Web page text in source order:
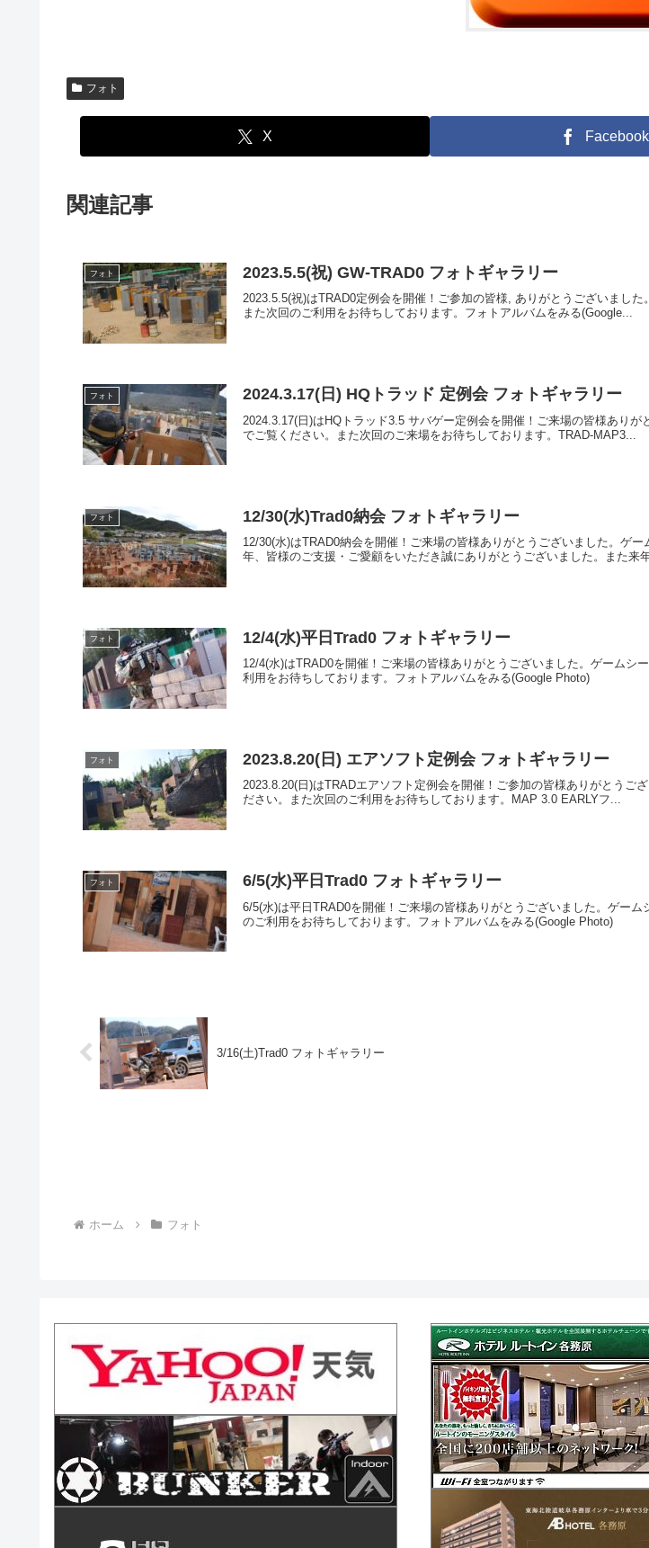
フォト
X Facebook
関連記事
フォト 2023.5.5(祝) GW-TRAD0 フォトギャラリー
2023.5.5(祝)はTRAD0定例会を開催！ご参加の皆様, ありがとうございまし
また次回のご利用をお待ちしております。フォトアルバムをみる(Google...
フォト 2024.3.17(日) HQトラッド 定例会 フォトギャラリー
2024.3.17(日)はHQトラッド3.5 サバゲー定例会を開催！ご来場の皆様あり
でご覧ください。また次回のご来場をお待ちしております。TRAD-MAP3...
フォト 12/30(水)Trad0納会 フォトギャラリー
12/30(水)はTRAD0納会を開催！ご来場の皆様ありがとうございました。ゲ
年、皆様のご支援・ご愛顧をいただき誠にありがとうございました。また来
フォト 12/4(水)平日Trad0 フォトギャラリー
12/4(水)はTRAD0を開催！ご来場の皆様ありがとうございました。ゲーム
利用をお待ちしております。フォトアルバムをみる(Google Photo)
フォト 2023.8.20(日) エアソフト定例会 フォトギャラリー
2023.8.20(日)はTRADエアソフト定例会を開催！ご参加の皆様ありがとうご
ださい。また次回のご利用をお待ちしております。MAP 3.0 EARLYフ...
フォト 6/5(水)平日Trad0 フォトギャラリー
6/5(水)は平日TRAD0を開催！ご来場の皆様ありがとうございました。ゲー
のご利用をお待ちしております。フォトアルバムをみる(Google Photo)
3/16(土)Trad0 フォトギャラリー
ホーム フォト